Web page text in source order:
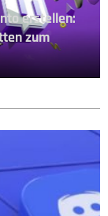
erstellen:
zum